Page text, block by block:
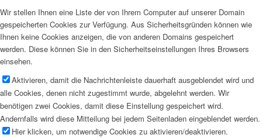
Wir stellen Ihnen eine Liste der von Ihrem Computer auf unserer Domain
gespeicherten Cookies zur Verfügung. Aus Sicherheitsgründen können wie
Ihnen keine Cookies anzeigen, die von anderen Domains gespeichert
werden. Diese können Sie in den Sicherheitseinstellungen Ihres Browsers
einsehen.
Aktivieren, damit die Nachrichtenleiste dauerhaft ausgeblendet wird und
alle Cookies, denen nicht zugestimmt wurde, abgelehnt werden. Wir
benötigen zwei Cookies, damit diese Einstellung gespeichert wird.
Andernfalls wird diese Mitteilung bei jedem Seitenladen eingeblendet werden.
Hier klicken, um notwendige Cookies zu aktivieren/deaktivieren.